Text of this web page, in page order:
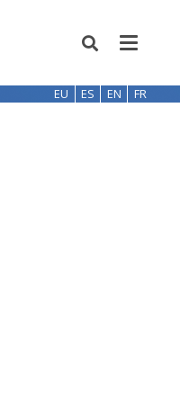
EU ES EN FR